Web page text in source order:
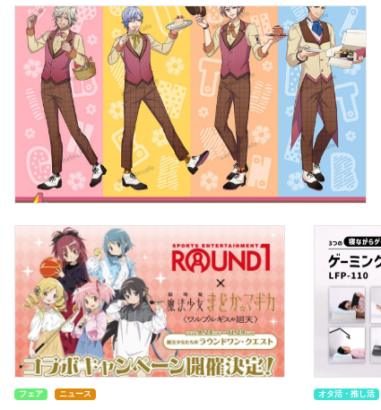
フェア ニュース オタ活・推し活